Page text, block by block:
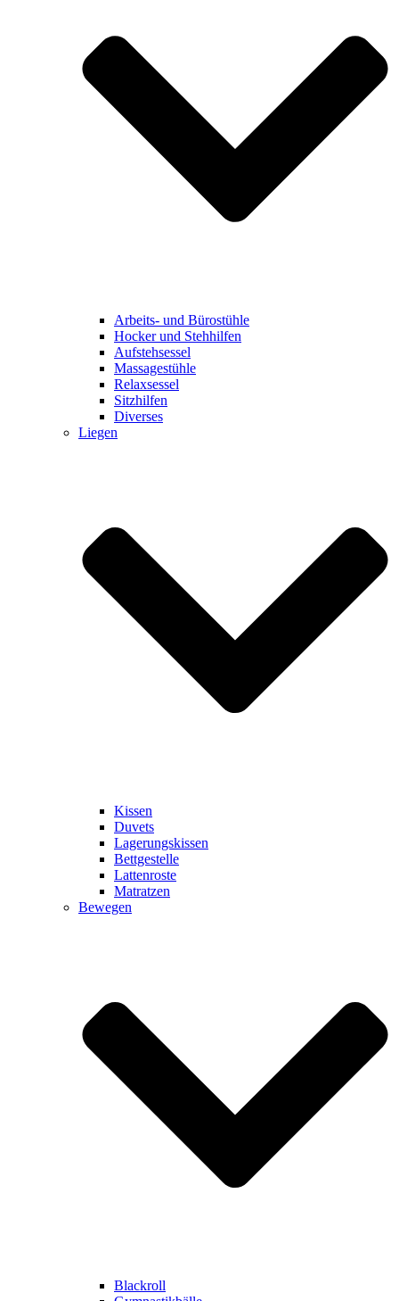
Arbeits- und Bürostühle
Hocker und Stehhilfen
Aufstehsessel
Massagestühle
Relaxsessel
Sitzhilfen
Diverses
Liegen
Kissen
Duvets
Lagerungskissen
Bettgestelle
Lattenroste
Matratzen
Bewegen
Blackroll